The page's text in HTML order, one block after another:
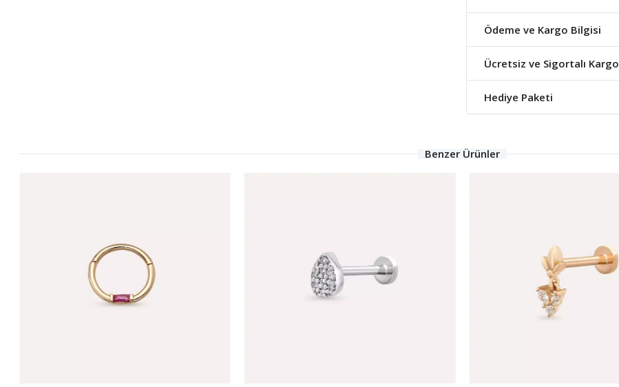
Ödeme ve Kargo Bilgisi
Ücretsiz ve Sigortalı Kargo
Hediye Paketi
Benzer Ürünler